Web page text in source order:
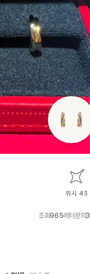
위시 43
조회965레터문의3